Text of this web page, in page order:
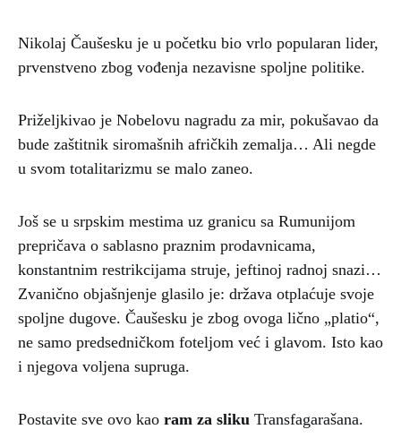
Nikolaj Čaušesku je u početku bio vrlo popularan lider,
prvenstveno zbog vođenja nezavisne spoljne politike.
Priželjkivao je Nobelovu nagradu za mir, pokušavao da
bude zaštitnik siromašnih afričkih zemalja… Ali negde
u svom totalitarizmu se malo zaneo.
Još se u srpskim mestima uz granicu sa Rumunijom
prepričava o sablasno praznim prodavnicama,
konstantnim restrikcijama struje, jeftinoj radnoj snazi…
Zvanično objašnjenje glasilo je: država otplaćuje svoje
spoljne dugove. Čaušesku je zbog ovoga lično „platio“,
ne samo predsedničkom foteljom već i glavom. Isto kao
i njegova voljena supruga.
Postavite sve ovo kao ram za sliku Transfagarašana.